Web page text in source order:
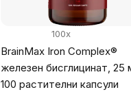
BrainMax Iron Complex®
железен бисглицинат, 25
100 растителни капсули
100x